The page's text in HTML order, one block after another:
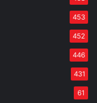
453
452
446
431
61